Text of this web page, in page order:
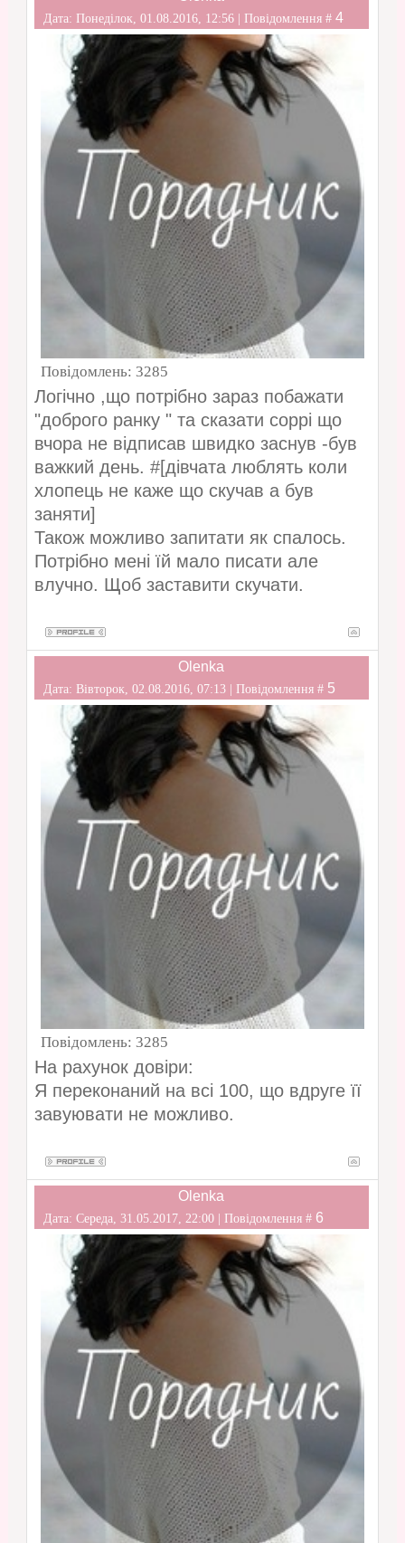
Дата: Понеділок, 01.08.2016, 12:56 | Повідомлення # 4
Повідомлень: 3285
Логічно ,що потрібно зараз побажати
"доброго ранку " та сказати соррі що
вчора не відписав швидко заснув -був
важкий день. #[дівчата люблять коли
хлопець не каже що скучав а був
заняти]
Також можливо запитати як спалось.
Потрібно мені їй мало писати але
влучно. Щоб заставити скучати.
Olenka
Дата: Вівторок, 02.08.2016, 07:13 | Повідомлення # 5
Повідомлень: 3285
На рахунок довіри:
Я переконаний на всі 100, що вдруге її
завуювати не можливо.
Olenka
Дата: Середа, 31.05.2017, 22:00 | Повідомлення # 6